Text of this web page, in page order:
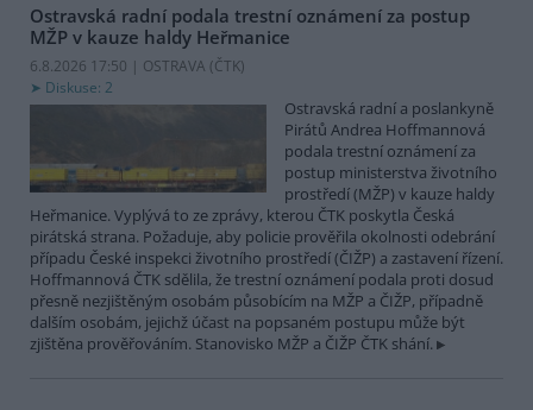
Ostravská radní podala trestní oznámení za postup
MŽP v kauze haldy Heřmanice
6.8.2026 17:50 | OSTRAVA (ČTK)
Diskuse: 2
Ostravská radní a poslankyně
Pirátů Andrea Hoffmannová
podala trestní oznámení za
postup ministerstva životního
prostředí (MŽP) v kauze haldy
Heřmanice. Vyplývá to ze zprávy, kterou ČTK poskytla Česká
pirátská strana. Požaduje, aby policie prověřila okolnosti odebrání
případu České inspekci životního prostředí (ČIŽP) a zastavení řízení.
Hoffmannová ČTK sdělila, že trestní oznámení podala proti dosud
přesně nezjištěným osobám působícím na MŽP a ČIŽP, případně
dalším osobám, jejichž účast na popsaném postupu může být
zjištěna prověřováním. Stanovisko MŽP a ČIŽP ČTK shání.